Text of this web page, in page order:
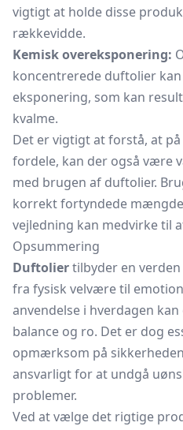
vigtigt at holde disse
rækkevidde.
Kemisk overeksponering:
koncentrerede duftolier
eksponering, som kan
kvalme.
Det er vigtigt at forstå, at
fordele, kan der også være
med brugen af duftolier.
korrekt fortyndede
vejledning kan medvirke til
Opsummering
Duftoliertilbyder en
fra fysisk velvære til
anvendelse i hverdagen
balance og ro. Det er dog
opmærksom på
ansvarligt for at undgå
problemer.
Ved at vælge det rigtige